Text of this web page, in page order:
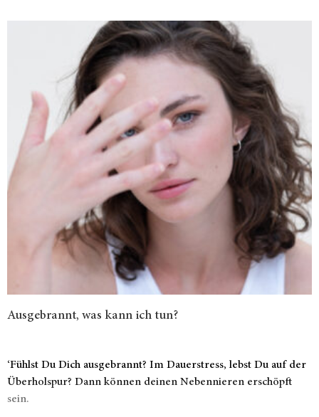
Ausgebrannt, was kann ich tun?
‘Fühlst Du Dich ausgebrannt? Im Dauerstress, lebst Du auf der
Überholspur? Dann können deinen Nebennieren erschöpft
sein.